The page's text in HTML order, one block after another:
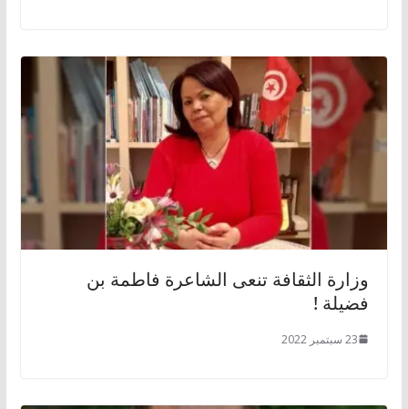
وزارة الثقافة تنعى الشاعرة فاطمة بن
فضيلة !
23 سبتمبر 2022